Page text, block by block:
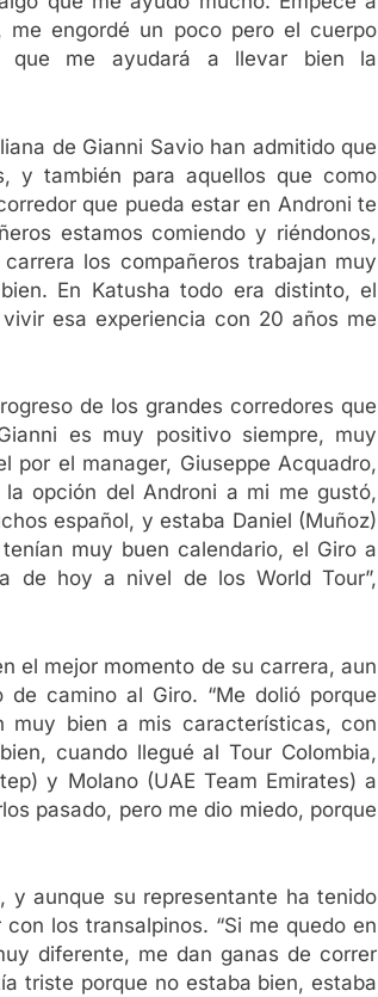
engordé un poco pero el cuerpo
que me ayudará a llevar bien la
de Gianni Savio han admitido que
y también para aquellos que como
que pueda estar en Androni te
estamos comiendo y riéndonos,
los compañeros trabajan muy
En Katusha todo era distinto, el
esa experiencia con 20 años me
de los grandes corredores que
es muy positivo siempre, muy
el manager, Giuseppe Acquadro,
opción del Androni a mi me gustó,
español, y estaba Daniel (Muñoz)
muy buen calendario, el Giro a
de hoy a nivel de los World Tour”,
el mejor momento de su carrera, aun
camino al Giro. “Me dolió porque
muy bien a mis características, con
cuando llegué al Tour Colombia,
y Molano (UAE Team Emirates) a
pasado, pero me dio miedo, porque
y aunque su representante ha tenido
los transalpinos. “Si me quedo en
diferente, me dan ganas de correr
triste porque no estaba bien, estaba